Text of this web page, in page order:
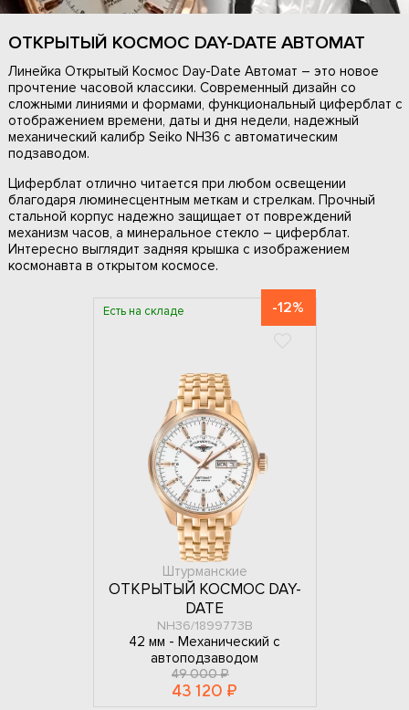
ОТКРЫТЫЙ КОСМОС DAY-DATE АВТОМАТ
Линейка Открытый Космос Day-Date Автомат – это новое
прочтение часовой классики. Современный дизайн со
сложными линиями и формами, функциональный циферблат с
отображением времени, даты и дня недели, надежный
механический калибр Seiko NH36 с автоматическим
подзаводом.
Циферблат отлично читается при любом освещении
благодаря люминесцентным меткам и стрелкам. Прочный
стальной корпус надежно защищает от повреждений
механизм часов, а минеральное стекло – циферблат.
Интересно выглядит задняя крышка с изображением
космонавта в открытом космосе.
Есть на складе -12%
Штурманские
ОТКРЫТЫЙ КОСМОС DAY-
DATE
NH36/1899773B
42 мм - Механический с
автоподзаводом
49 000 ₽
43 120 ₽